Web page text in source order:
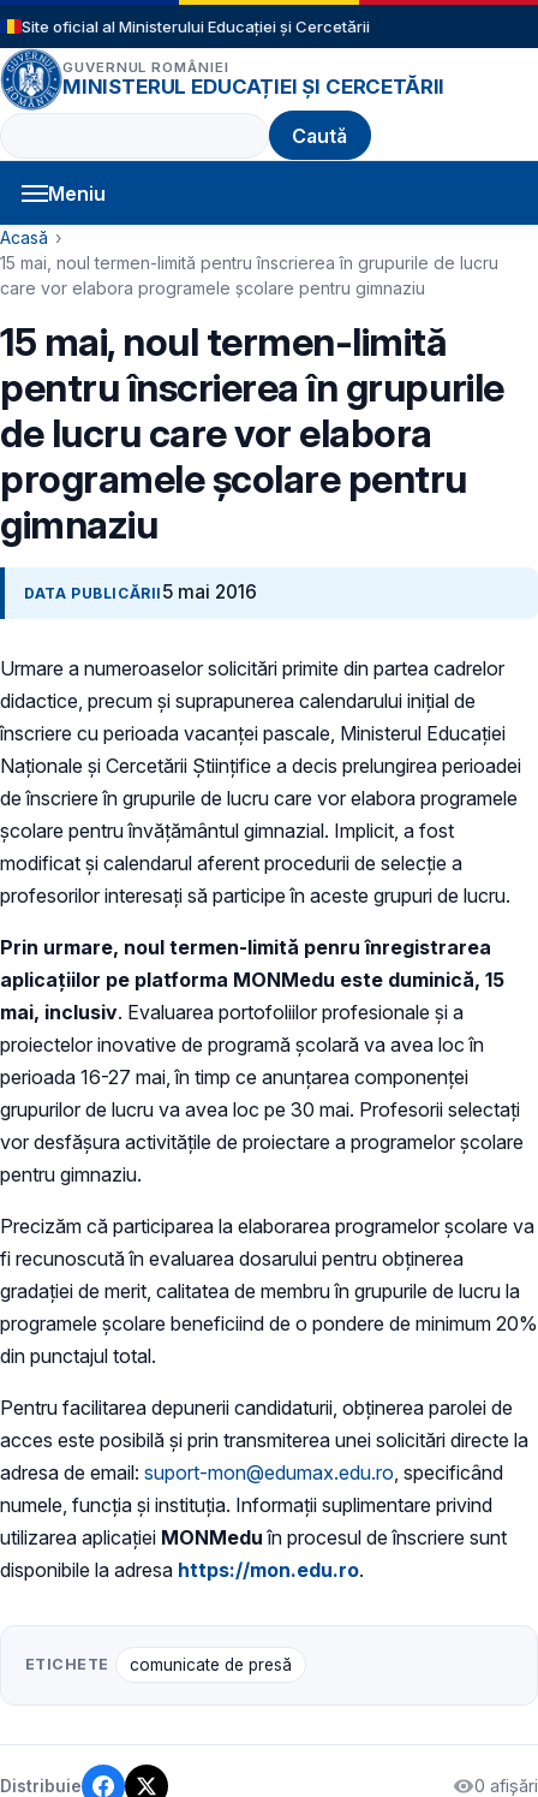
Sari la conținutul principal
Site oficial al Ministerului Educației și Cercetării
GUVERNUL ROMÂNIEI
MINISTERUL EDUCAȚIEI ȘI CERCETĂRII
Caută
Meniu
Navigație principală
Cale de navigare
Acasă
15 mai, noul termen-limită pentru înscrierea în grupurile de lucru
care vor elabora programele şcolare pentru gimnaziu
15 mai, noul termen-limită
pentru înscrierea în grupurile
de lucru care vor elabora
programele şcolare pentru
gimnaziu
DATA PUBLICĂRII 5 mai 2016
Urmare a numeroaselor solicitări primite din partea cadrelor
didactice, precum și suprapunerea calendarului iniţial de
înscriere cu perioada vacanței pascale, Ministerul Educaţiei
Naţionale şi Cercetării Ştiinţifice a decis prelungirea perioadei
de înscriere în grupurile de lucru care vor elabora programele
şcolare pentru învăţământul gimnazial. Implicit, a fost
modificat şi calendarul aferent procedurii de selecţie a
profesorilor interesaţi să participe în aceste grupuri de lucru.
Prin urmare, noul termen-limită penru înregistrarea
aplicaţiilor pe platforma MONMedu este duminică, 15
mai, inclusiv. Evaluarea portofoliilor profesionale şi a
proiectelor inovative de programă şcolară va avea loc în
perioada 16-27 mai, în timp ce anunţarea componenţei
grupurilor de lucru va avea loc pe 30 mai. Profesorii selectaţi
vor desfăşura activităţile de proiectare a programelor şcolare
pentru gimnaziu.
Precizăm că participarea la elaborarea programelor școlare va
fi recunoscută în evaluarea dosarului pentru obținerea
gradației de merit, calitatea de membru în grupurile de lucru la
programele școlare beneficiind de o pondere de minimum 20%
din punctajul total.
Pentru facilitarea depunerii candidaturii, obținerea parolei de
acces este posibilă și prin transmiterea unei solicitări directe la
adresa de email: suport-mon@edumax.edu.ro , specificând
numele, funcția și instituția. Informaţii suplimentare privind
utilizarea aplicaţiei MONMedu în procesul de înscriere sunt
disponibile la adresa https://mon.edu.ro.
ETICHETE comunicate de presă
Distribuie 0 afișări